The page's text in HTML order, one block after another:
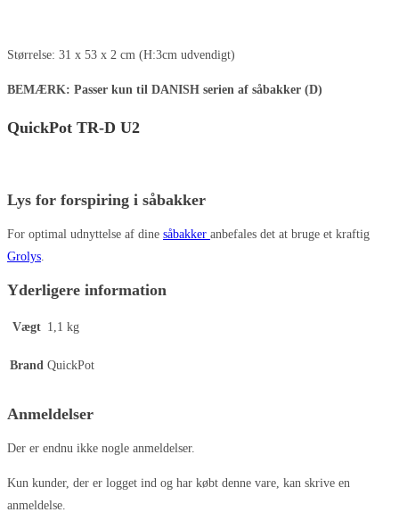
Størrelse: 31 x 53 x 2 cm (H:3cm udvendigt)
BEMÆRK: Passer kun til DANISH serien af såbakker (D)
QuickPot TR-D U2
Lys for forspiring i såbakker
For optimal udnyttelse af dine såbakker anbefales det at bruge et kraftig
Grolys.
Yderligere information
Vægt 1,1 kg
Brand QuickPot
Anmeldelser
Der er endnu ikke nogle anmeldelser.
Kun kunder, der er logget ind og har købt denne vare, kan skrive en
anmeldelse.